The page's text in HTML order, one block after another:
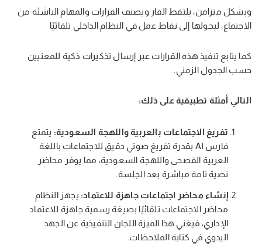
وبشكل متزامن، يلتقط الفار ويصنف القرارات والمهام الناشئة من
الاجتماع، ليحولها إلى نقاط عمل في النظام الداخلي تلقائيًا
كما يتابع تنفيذ هذه القرارات عبر إرسال تذكيرات ذكية للمعنيين
حسب الجدول الزمني.
التالي أمثلة تطبيقية على ذلك:
تفريغ الاجتماعات بالعربية واللهجة السعودية: يتمتع
فارس AI بقدرة تفريغ صوتي دقيق للاجتماعات باللغة
العربية الفصحى واللهجة السعودية، مما يوفر محاضر
نصية تامة مباشرة بعد الجلسة.
إنشاء محاضر اجتماعات جاهزة للاعتماد: يجهز النظام
محاضر الاجتماعات تلقائيًا بصيغة رسمية جاهزة للاعتماد
الإداري، فيغني هذا الميزة اللجان التنفيذية عن الجهد
اليدوي في كتابة الملاحظات.